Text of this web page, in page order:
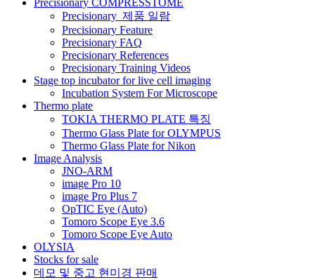
Precisionary COMPRESSTOME
Precisionary_제품 일람
Precisionary Feature
Precisionary FAQ
Precisionary References
Precisionary Training Videos
Stage top incubator for live cell imaging
Incubation System For Microscope
Thermo plate
TOKIA THERMO PLATE 특징
Thermo Glass Plate for OLYMPUS
Thermo Glass Plate for Nikon
Image Analysis
JNO-ARM
image Pro 10
image Pro Plus 7
OpTIC Eye (Auto)
Tomoro Scope Eye 3.6
Tomoro Scope Eye Auto
OLYSIA
Stocks for sale
데모 및 중고 현미경 판매